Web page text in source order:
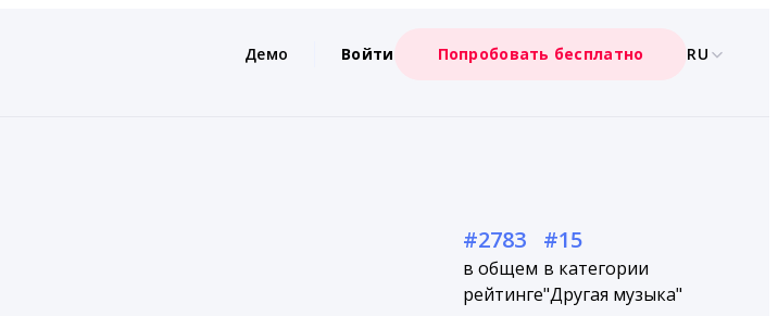
Демо Войти Попробовать бесплатно RU
#2783
в общем
рейтинге
#15
в категории
"Другая музыка"